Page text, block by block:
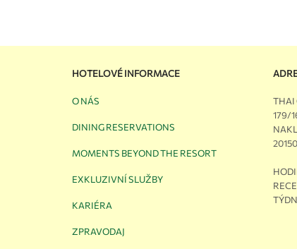
HOTELOVÉ INFORMACE
O NÁS
DINING RESERVATIONS
MOMENTS BEYOND THE RESORT
EXKLUZIVNÍ SLUŽBY
KARIÉRA
ZPRAVODAJ
THAI
179/